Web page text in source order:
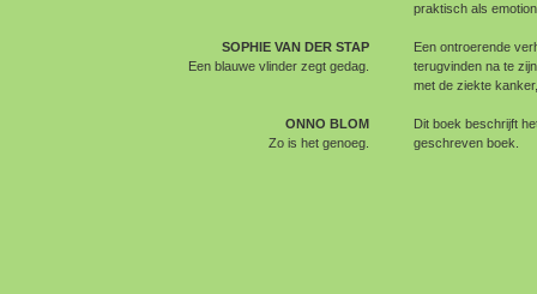
praktisch als
SOPHIE VAN DER STAP
Een blauwe vlinder zegt gedag.
Een ontroerende
terugvinden na te
met de ziekte
ONNO BLOM
Zo is het genoeg.
Dit boek beschrijft
geschreven boek.